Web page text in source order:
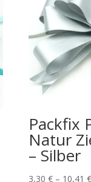
Packfix
Natur
– Silber
3,30 €– 10,41 €